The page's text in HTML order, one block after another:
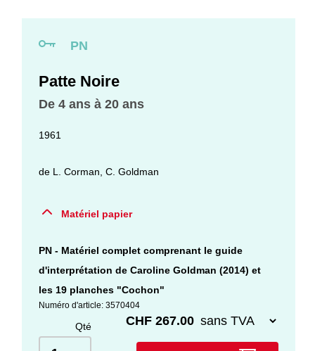
PN
Patte Noire
De 4 ans à 20 ans
1961
de L. Corman ,C. Goldman
Matériel papier
PN - Matériel complet comprenant le guide
d'interprétation de Caroline Goldman (2014) et
les 19 planches "Cochon"
Numéro d'article: 3570404
Qté CHF 267.00